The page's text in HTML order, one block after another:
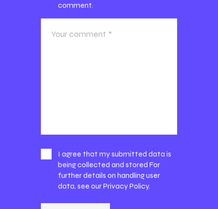
comment.
I agree that my submitted data is
being collected and stored For
further details on handling user
data, see ourPrivacy Policy.